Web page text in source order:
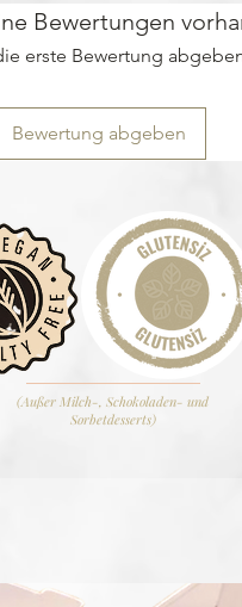
Bewertungen
erste Bewertung
Bewertung abgeben
(Außer Milch-, Schokoladen- und
Sorbetdesserts)